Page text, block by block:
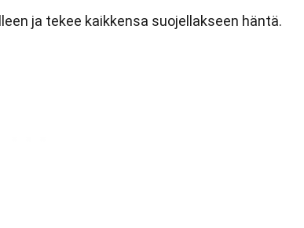
ja tekee kaikkensa suojellakseen häntä.